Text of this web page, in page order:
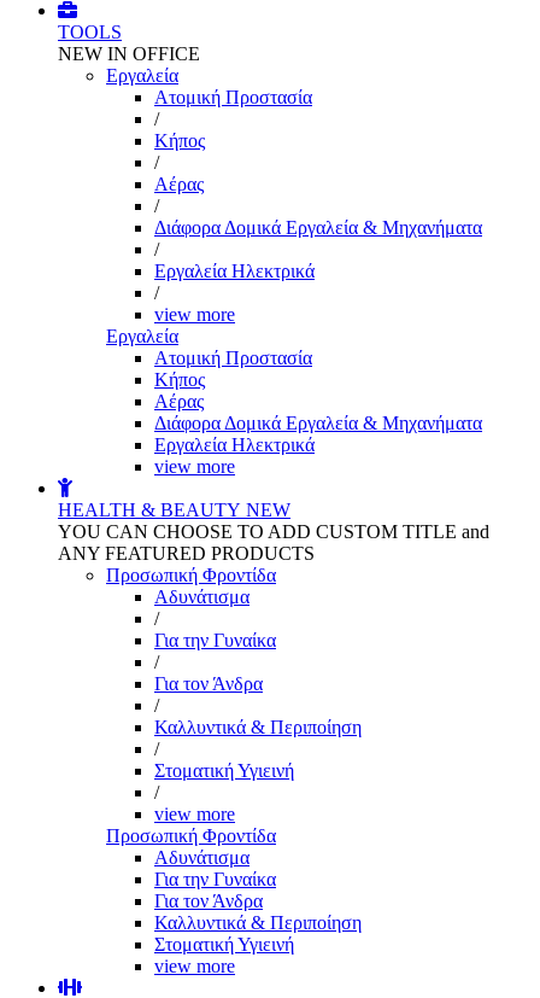
TOOLS
NEW IN OFFICE
Εργαλεία
Aτομική Προστασία
/
Kήπος
/
Αέρας
/
Διάφορα Δομικά Εργαλεία & Μηχανήματα
/
Εργαλεία Ηλεκτρικά
/
view more
Εργαλεία
Aτομική Προστασία
Kήπος
Αέρας
Διάφορα Δομικά Εργαλεία & Μηχανήματα
Εργαλεία Ηλεκτρικά
view more
HEALTH & BEAUTY NEW
YOU CAN CHOOSE TO ADD CUSTOM TITLE and
ANY FEATURED PRODUCTS
Προσωπική Φροντίδα
Αδυνάτισμα
/
Για την Γυναίκα
/
Για τον Άνδρα
/
Καλλυντικά & Περιποίηση
/
Στοματική Υγιεινή
/
view more
Προσωπική Φροντίδα
Αδυνάτισμα
Για την Γυναίκα
Για τον Άνδρα
Καλλυντικά & Περιποίηση
Στοματική Υγιεινή
view more